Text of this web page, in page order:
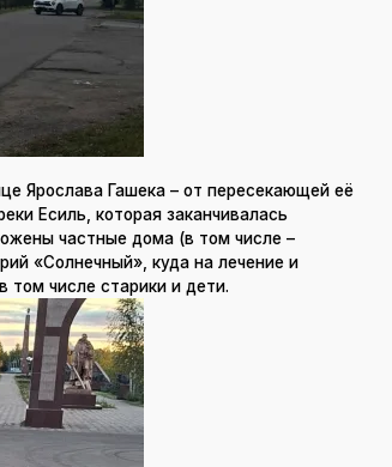
Ярослава Гашека – от пересекающей её
Есиль, которая заканчивалась
частные дома (в том числе –
«Солнечный», куда на лечение и
том числе старики и дети.